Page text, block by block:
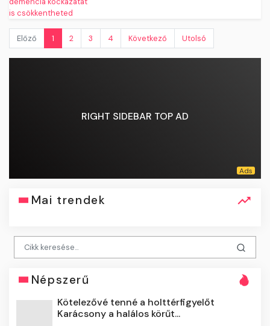
Előző 1 2 3 4 Következő Utolsó
RIGHT SIDEBAR TOP AD
Mai trendek
Népszerű
Kötelezővé tenné a holttérfigyelőt
Karácsony a halálos körűt...